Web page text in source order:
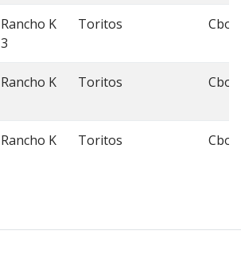
Rancho K
3
Toritos Cbo
Rancho K Toritos Cbo
Rancho K Toritos Cbo